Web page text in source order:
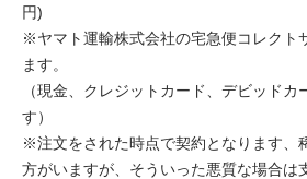
円)
※ヤマト運輸株式会社の宅急便コレクト
ます。
（現金、クレジットカード、デビッドカ
す）
※注文をされた時点で契約となります、
方がいますが、そういった悪質な場合は